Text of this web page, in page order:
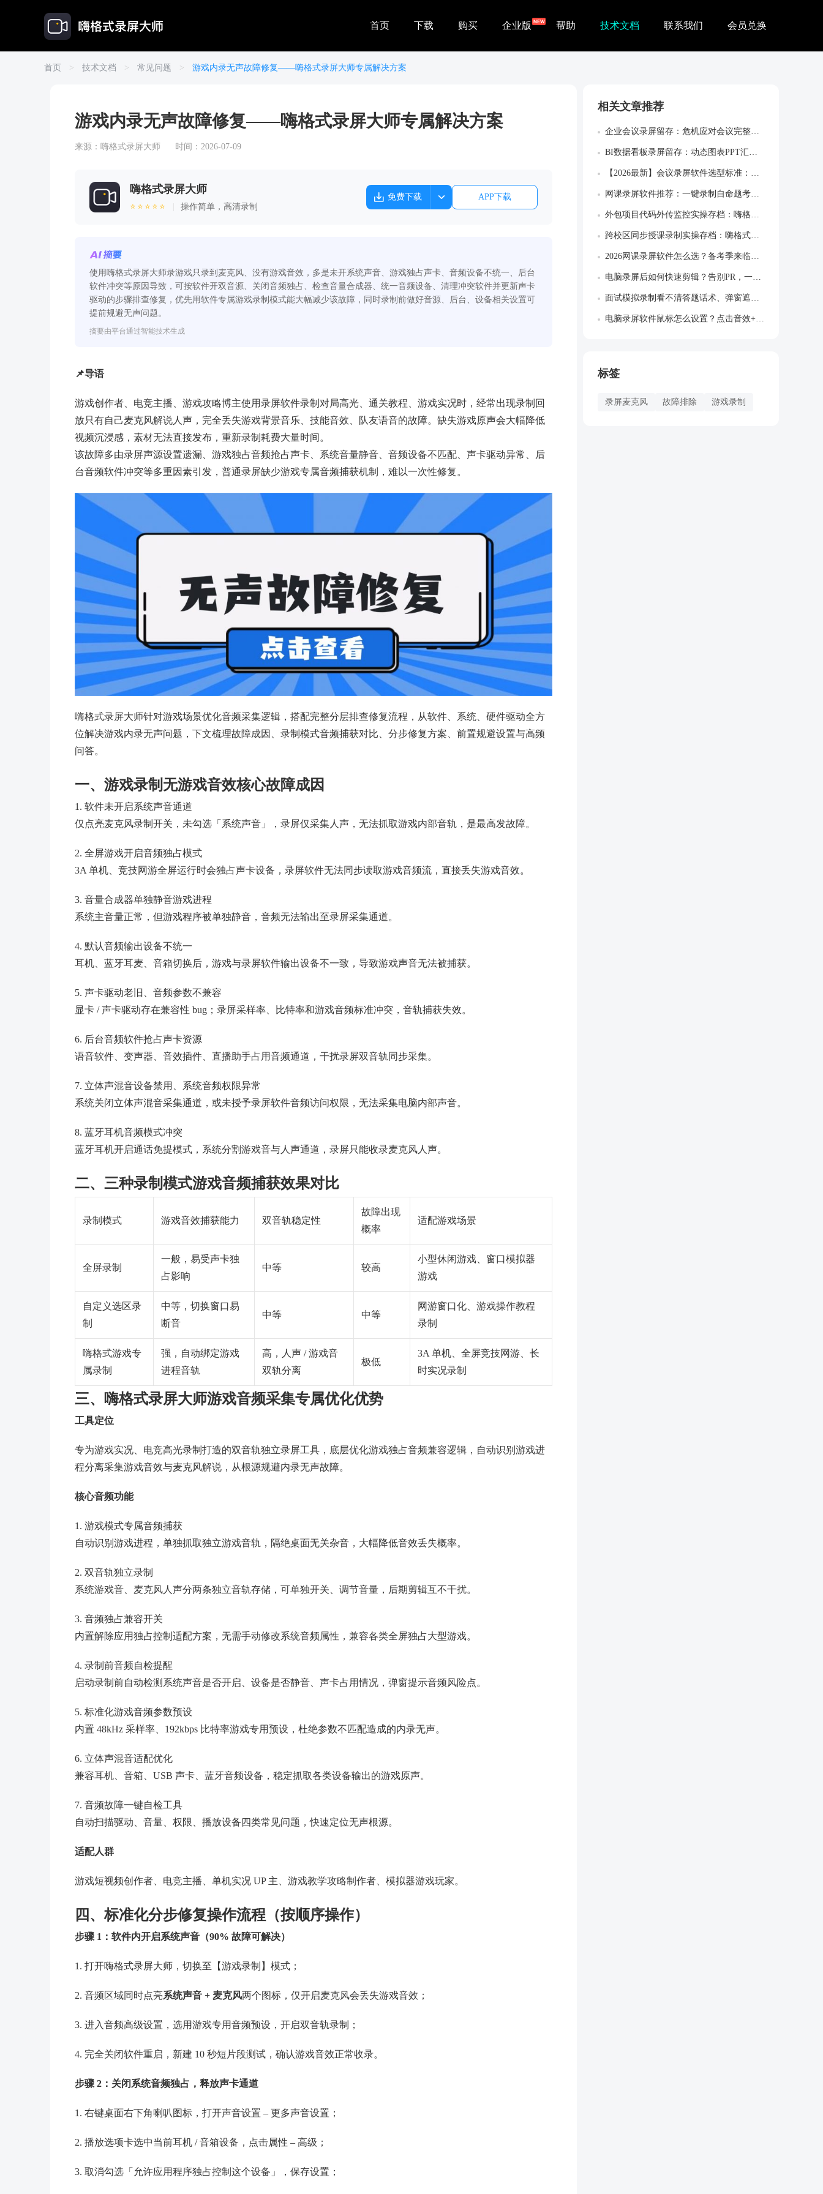
首页 下载 购买 企业版 帮助 技术文档 联系我们 会员兑换
首页 > 技术文档 > 常见问题 > 游戏内录无声故障修复——嗨格式录屏大师专属解决方案
游戏内录无声故障修复——嗨格式录屏大师专属解决方案
来源： 嗨格式录屏大师 时间：2026-07-09
嗨格式录屏大师
⭐⭐⭐⭐⭐ 操作简单，高清录制
免费下载 APP下载
使用嗨格式录屏大师录游戏只录到麦克风、没有游戏音效，多是未开系统声音、游戏独占声卡、音频设备不统一、后台
软件冲突等原因导致，可按软件开双音源、关闭音频独占、检查音量合成器、统一音频设备、清理冲突软件并更新声卡
驱动的步骤排查修复，优先用软件专属游戏录制模式能大幅减少该故障，同时录制前做好音源、后台、设备相关设置可
提前规避无声问题。
摘要由平台通过智能技术生成
📌导语
游戏创作者、电竞主播、游戏攻略博主使用录屏软件录制对局高光、通关教程、游戏实况时，经常出现录制回
放只有自己麦克风解说人声，完全丢失游戏背景音乐、技能音效、队友语音的故障。缺失游戏原声会大幅降低
视频沉浸感，素材无法直接发布，重新录制耗费大量时间。
该故障多由录屏声源设置遗漏、游戏独占音频抢占声卡、系统音量静音、音频设备不匹配、声卡驱动异常、后
台音频软件冲突等多重因素引发，普通录屏缺少游戏专属音频捕获机制，难以一次性修复。
嗨格式录屏大师针对游戏场景优化音频采集逻辑，搭配完整分层排查修复流程，从软件、系统、硬件驱动全方
位解决游戏内录无声问题，下文梳理故障成因、录制模式音频捕获对比、分步修复方案、前置规避设置与高频
问答。
一、游戏录制无游戏音效核心故障成因
1. 软件未开启系统声音通道
仅点亮麦克风录制开关，未勾选「系统声音」，录屏仅采集人声，无法抓取游戏内部音轨，是最高发故障。
2. 全屏游戏开启音频独占模式
3A 单机、竞技网游全屏运行时会独占声卡设备，录屏软件无法同步读取游戏音频流，直接丢失游戏音效。
3. 音量合成器单独静音游戏进程
系统主音量正常，但游戏程序被单独静音，音频无法输出至录屏采集通道。
4. 默认音频输出设备不统一
耳机、蓝牙耳麦、音箱切换后，游戏与录屏软件输出设备不一致，导致游戏声音无法被捕获。
5. 声卡驱动老旧、音频参数不兼容
显卡 / 声卡驱动存在兼容性 bug；录屏采样率、比特率和游戏音频标准冲突，音轨捕获失效。
6. 后台音频软件抢占声卡资源
语音软件、变声器、音效插件、直播助手占用音频通道，干扰录屏双音轨同步采集。
7. 立体声混音设备禁用、系统音频权限异常
系统关闭立体声混音采集通道，或未授予录屏软件音频访问权限，无法采集电脑内部声音。
8. 蓝牙耳机音频模式冲突
蓝牙耳机开启通话免提模式，系统分割游戏音与人声通道，录屏只能收录麦克风人声。
二、三种录制模式游戏音频捕获效果对比
录制模式 游戏音效捕获能力 双音轨稳定性
故障出现
概率
适配游戏场景
全屏录制
一般，易受声卡独
占影响
中等 较高
小型休闲游戏、窗口模拟器
游戏
自定义选区录
制
中等，切换窗口易
断音
中等 中等
网游窗口化、游戏操作教程
录制
嗨格式游戏专
属录制
强，自动绑定游戏
进程音轨
高，人声 / 游戏音
双轨分离
极低
3A 单机、全屏竞技网游、长
时实况录制
三、嗨格式录屏大师游戏音频采集专属优化优势
工具定位
专为游戏实况、电竞高光录制打造的双音轨独立录屏工具，底层优化游戏独占音频兼容逻辑，自动识别游戏进
程分离采集游戏音效与麦克风解说，从根源规避内录无声故障。
核心音频功能
1. 游戏模式专属音频捕获
自动识别游戏进程，单独抓取独立游戏音轨，隔绝桌面无关杂音，大幅降低音效丢失概率。
2. 双音轨独立录制
系统游戏音、麦克风人声分两条独立音轨存储，可单独开关、调节音量，后期剪辑互不干扰。
3. 音频独占兼容开关
内置解除应用独占控制适配方案，无需手动修改系统音频属性，兼容各类全屏独占大型游戏。
4. 录制前音频自检提醒
启动录制前自动检测系统声音是否开启、设备是否静音、声卡占用情况，弹窗提示音频风险点。
5. 标准化游戏音频参数预设
内置 48kHz 采样率、192kbps 比特率游戏专用预设，杜绝参数不匹配造成的内录无声。
6. 立体声混音适配优化
兼容耳机、音箱、USB 声卡、蓝牙音频设备，稳定抓取各类设备输出的游戏原声。
7. 音频故障一键自检工具
自动扫描驱动、音量、权限、播放设备四类常见问题，快速定位无声根源。
适配人群
游戏短视频创作者、电竞主播、单机实况 UP 主、游戏教学攻略制作者、模拟器游戏玩家。
四、标准化分步修复操作流程（按顺序操作）
步骤 1：软件内开启系统声音（90% 故障可解决）
1. 打开嗨格式录屏大师，切换至【游戏录制】模式；
2. 音频区域同时点亮系统声音 + 麦克风两个图标，仅开启麦克风会丢失游戏音效；
3. 进入音频高级设置，选用游戏专用音频预设，开启双音轨录制；
4. 完全关闭软件重启，新建 10 秒短片段测试，确认游戏音效正常收录。
步骤 2：关闭系统音频独占，释放声卡通道
1. 右键桌面右下角喇叭图标，打开声音设置 – 更多声音设置；
2. 播放选项卡选中当前耳机 / 音箱设备，点击属性 – 高级；
3. 取消勾选「允许应用程序独占控制这个设备」，保存设置；
相关文章推荐
企业会议录屏留存：危机应对会议完整决策留...
BI数据看板录屏留存：动态图表PPT汇报...
【2026最新】会议录屏软件选型标准：录...
网课录屏软件推荐：一键录制自命题考研院校...
外包项目代码外传监控实操存档：嗨格式屏幕...
跨校区同步授课录制实操存档：嗨格式录屏大...
2026网课录屏软件怎么选？备考季来临，...
电脑录屏后如何快速剪辑？告别PR，一站式...
面试模拟录制看不清答题话术、弹窗遮挡作答...
电脑录屏软件鼠标怎么设置？点击音效+指针...
标签
录屏麦克风 故障排除 游戏录制